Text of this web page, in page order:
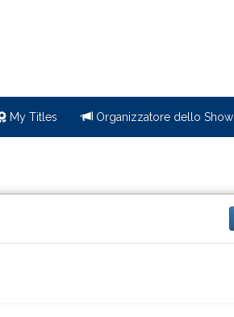
My Titles Organizzatore dello Show